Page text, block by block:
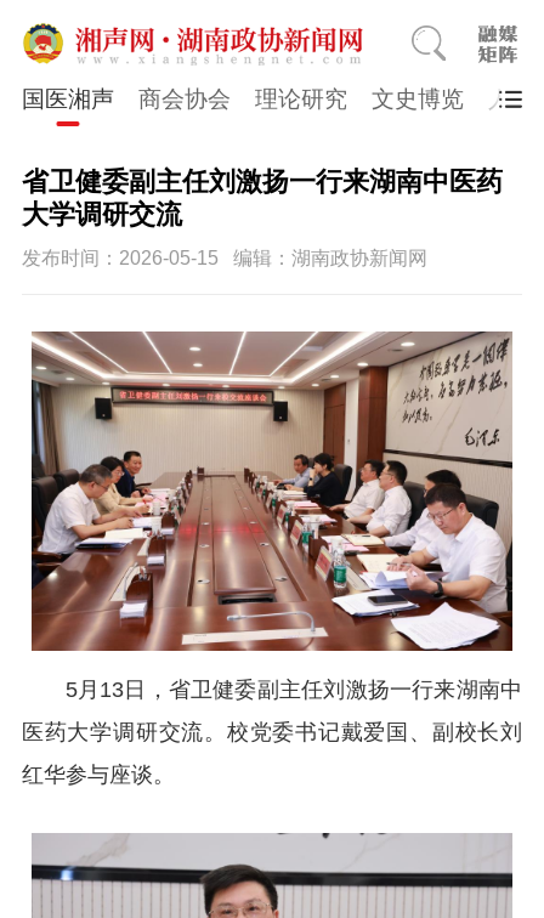
国医湘声 商会协会 理论研究 文史博览 人物
省卫健委副主任刘激扬一行来湖南中医药
大学调研交流
发布时间：2026-05-15 编辑：湖南政协新闻网
5月13日，省卫健委副主任刘激扬一行来湖南中
医药大学调研交流。校党委书记戴爱国、副校长刘
红华参与座谈。